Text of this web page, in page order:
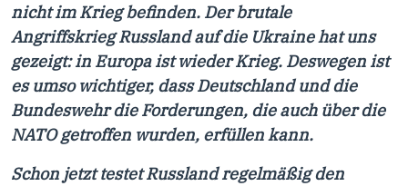
nicht im Krieg befinden. Der brutale
Angriffskrieg Russland auf die Ukraine hat uns
gezeigt: in Europa ist wieder Krieg. Deswegen ist
es umso wichtiger, dass Deutschland und die
Bundeswehr die Forderungen, die auch über die
NATO getroffen wurden, erfüllen kann.
Schon jetzt testet Russland regelmäßig den